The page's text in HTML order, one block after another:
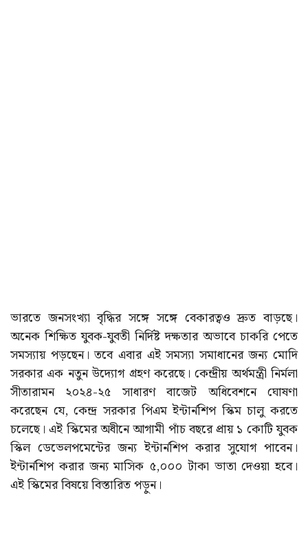
ভারতে জনসংখ্যা বৃদ্ধির সঙ্গে সঙ্গে বেকারত্বও দ্রুত বাড়ছে।
অনেক শিক্ষিত যুবক-যুবতী নির্দিষ্ট দক্ষতার অভাবে চাকরি পেতে
সমস্যায় পড়ছেন। তবে এবার এই সমস্যা সমাধানের জন্য মোদি
সরকার এক নতুন উদ্যোগ গ্রহণ করেছে। কেন্দ্রীয় অর্থমন্ত্রী নির্মলা
সীতারামন ২০২৪-২৫ সাধারণ বাজেট অধিবেশনে ঘোষণা
করেছেন যে, কেন্দ্র সরকার পিএম ইন্টার্নশিপ স্কিম চালু করতে
চলেছে। এই স্কিমের অধীনে আগামী পাঁচ বছরে প্রায় ১ কোটি যুবক
স্কিল ডেভেলপমেন্টের জন্য ইন্টার্নশিপ করার সুযোগ পাবেন।
ইন্টার্নশিপ করার জন্য মাসিক ৫,০০০ টাকা ভাতা দেওয়া হবে।
এই স্কিমের বিষয়ে বিস্তারিত পড়ুন।